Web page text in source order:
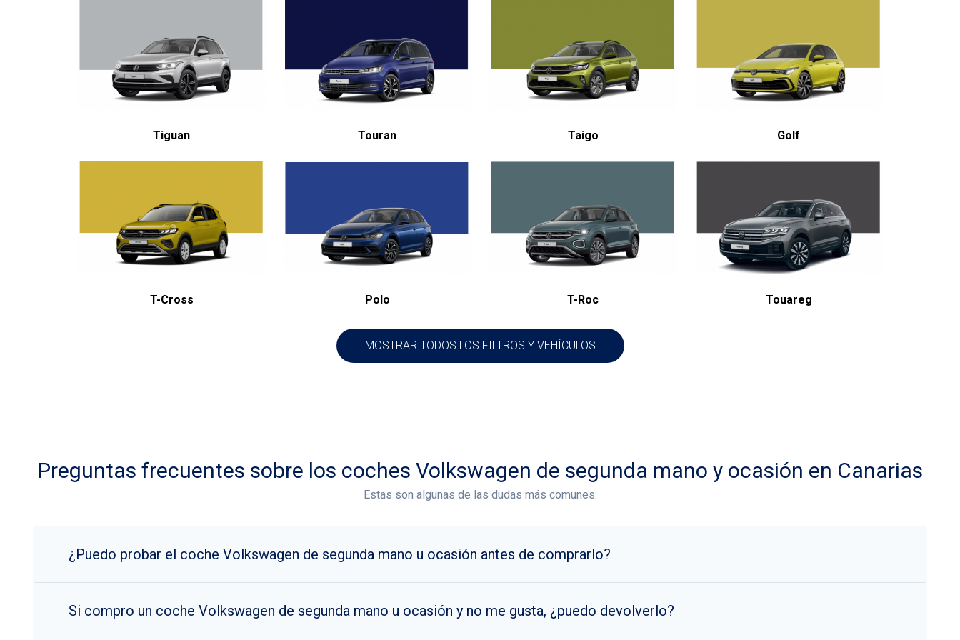
Tiguan Touran Taigo Golf
T-Cross Polo T-Roc Touareg
MOSTRAR TODOS LOS FILTROS Y VEHÍCULOS
Preguntas frecuentes sobre los coches Volkswagen de segunda mano y ocasión en Canarias
Estas son algunas de las dudas más comunes:
¿Puedo probar el coche Volkswagen de segunda mano u ocasión antes de comprarlo?
Si compro un coche Volkswagen de segunda mano u ocasión y no me gusta, ¿puedo devolverlo?